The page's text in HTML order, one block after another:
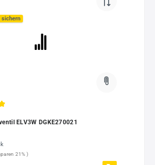
ELV3W DGKE270021
21% )